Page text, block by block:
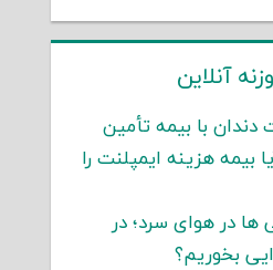
آنلاین
دندان با بیمه تأمین
1405 | آیا بیمه هزینه ایمپلنت را
ها در هوای سرد؛ در
بخوریم؟